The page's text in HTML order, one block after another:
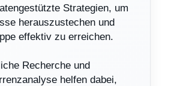
Strategien, um
herauszustechen und
effektiv zu erreichen.
Recherche und
helfen dabei,